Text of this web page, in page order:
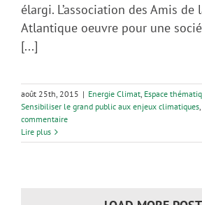
élargi. L’association des Amis de
Atlantique oeuvre pour une
[...]
août 25th, 2015 | Energie Climat Espace
Sensibiliser le grand public aux enjeux climatiques
commentaire
Lire plus